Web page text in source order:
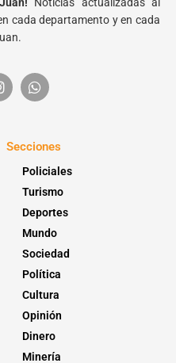
cada departamento y en cada
Secciones
Policiales
Turismo
Deportes
Mundo
Sociedad
Política
Cultura
Opinión
Dinero
Minería